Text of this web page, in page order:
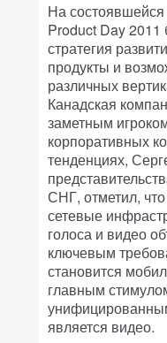
На
Product Day
стратегия
продукты и
различных
Канадская
заметным
корпоративных
тенденциях,
СНГ, отметил, что
сетевые
голоса и видео
ключевым
становится
главным
является видео.